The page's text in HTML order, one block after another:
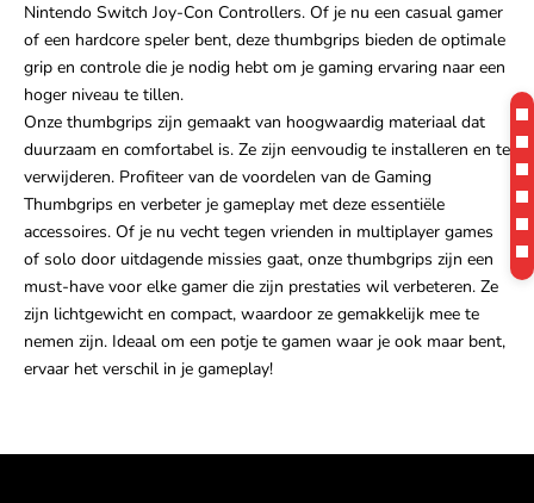
Nintendo Switch Joy-Con Controllers. Of je nu een casual gamer
of een hardcore speler bent, deze thumbgrips bieden de optimale
grip en controle die je nodig hebt om je gaming ervaring naar een
hoger niveau te tillen.
Onze thumbgrips zijn gemaakt van hoogwaardig materiaal dat
duurzaam en comfortabel is. Ze zijn eenvoudig te installeren en te
verwijderen. Profiteer van de voordelen van de Gaming
Thumbgrips en verbeter je gameplay met deze essentiële
accessoires. Of je nu vecht tegen vrienden in multiplayer games
of solo door uitdagende missies gaat, onze thumbgrips zijn een
must-have voor elke gamer die zijn prestaties wil verbeteren. Ze
zijn lichtgewicht en compact, waardoor ze gemakkelijk mee te
nemen zijn. Ideaal om een potje te gamen waar je ook maar bent,
ervaar het verschil in je gameplay!